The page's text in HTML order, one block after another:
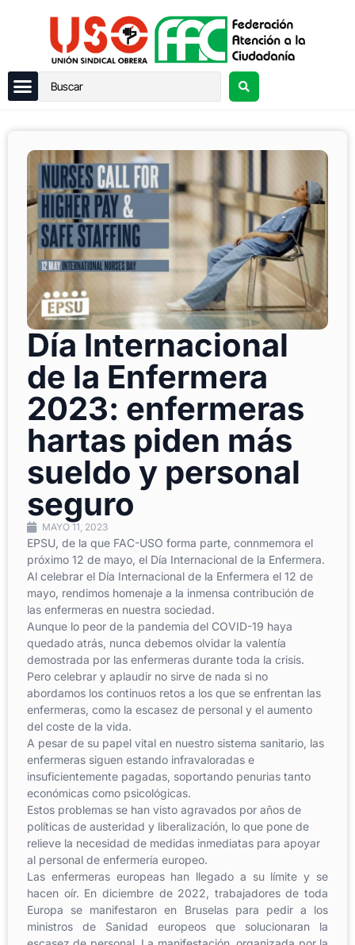
Día Internacional
de la Enfermera
2023: enfermeras
hartas piden más
sueldo y personal
seguro
MAYO 11, 2023
EPSU, de la que FAC-USO forma parte, connmemora el
próximo 12 de mayo, el Día Internacional de la Enfermera.
Al celebrar el Día Internacional de la Enfermera el 12 de
mayo, rendimos homenaje a la inmensa contribución de
las enfermeras en nuestra sociedad.
Aunque lo peor de la pandemia del COVID-19 haya
quedado atrás, nunca debemos olvidar la valentía
demostrada por las enfermeras durante toda la crisis.
Pero celebrar y aplaudir no sirve de nada si no
abordamos los continuos retos a los que se enfrentan las
enfermeras, como la escasez de personal y el aumento
del coste de la vida.
A pesar de su papel vital en nuestro sistema sanitario, las
enfermeras siguen estando infravaloradas e
insuficientemente pagadas, soportando penurias tanto
económicas como psicológicas.
Estos problemas se han visto agravados por años de
políticas de austeridad y liberalización, lo que pone de
relieve la necesidad de medidas inmediatas para apoyar
al personal de enfermería europeo.
Las enfermeras europeas han llegado a su límite y se
hacen oír. En diciembre de 2022, trabajadores de toda
Europa se manifestaron en Bruselas para pedir a los
ministros de Sanidad europeos que solucionaran la